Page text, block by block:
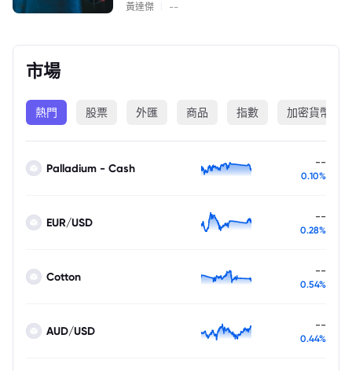
黃達傑 --
市場
熱門 股票 外匯 商品 指數 加密貨幣
Palladium - Cash --
0.10%
EUR/USD --
0.28%
Cotton --
0.54%
AUD/USD --
0.44%